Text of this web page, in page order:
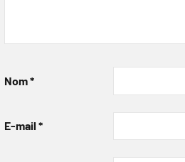
Nom*
E-mail *